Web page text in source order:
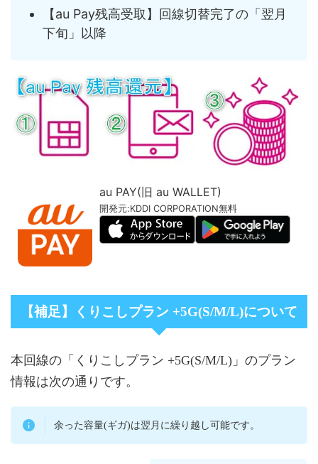
【au Pay残高受取】回線切替完了の「翌月
下旬」以降
au PAY(旧 au WALLET)
開発元:KDDI CORPORATION無料
【補足】くりこしプラン +5G(S/M/L)について
本回線の「くりこしプラン +5G(S/M/L)」のプラン
情報は次の通りです。
余った容量(ギガ)は翌月に繰り越し可能です。